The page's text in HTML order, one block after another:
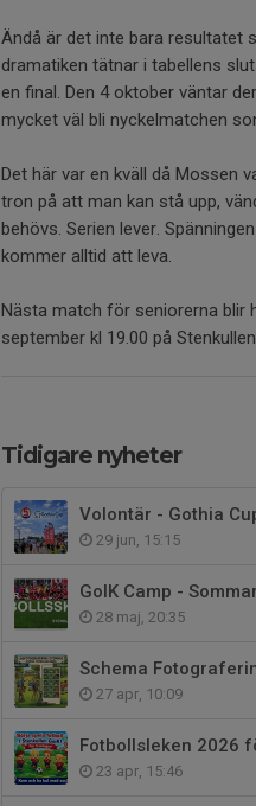
Ändå är det inte bara resultatet
dramatiken tätnar i tabellens
en final. Den 4 oktober väntar
mycket väl bli nyckelmatchen
Det här var en kväll då Mossen
tron på att man kan stå upp,
behövs. Serien lever.
kommer alltid att leva.
Nästa match för seniorerna blir
september kl 19.00 på
Tidigare nyheter
Volontär - Gothia
29 jun, 15:15
GoIK Camp - Sommar
28 maj, 20:35
Schema
27 apr, 10:09
Fotbollsleken 2026
23 apr, 15:46